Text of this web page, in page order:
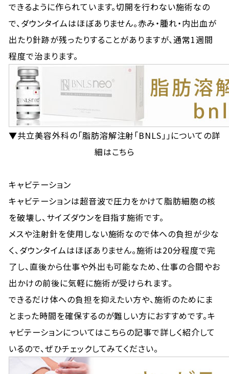
できるように作られています。切開を行わない施術なの
で、ダウンタイムはほぼありません。赤み・腫れ・内出血が
出たり針跡が残ったりすることがありますが、通常1週間
程度で治まります。
▼共立美容外科の「脂肪溶解注射「BNLS」」についての詳
細はこちら
キャビテーション
キャビテーションは超音波で圧力をかけて脂肪細胞の核
を破壊し、サイズダウンを目指す施術です。
メスや注射針を使用しない施術なので体への負担が少な
く、ダウンタイムはほぼありません。施術は20分程度で完
了し、直後から仕事や外出も可能なため、仕事の合間やお
出かけの前後に気軽に施術が受けられます。
できるだけ体への負担を抑えたい方や、施術のためにま
とまった時間を確保するのが難しい方におすすめです。キ
ャビテーションについてはこちらの記事で詳しく紹介して
いるので、ぜひチェックしてみてください。